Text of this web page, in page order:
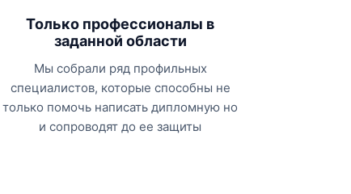
Только профессионалы в
заданной области
Мы собрали ряд профильных
специалистов, которые способны не
только помочь написать дипломную но
и сопроводят до ее защиты